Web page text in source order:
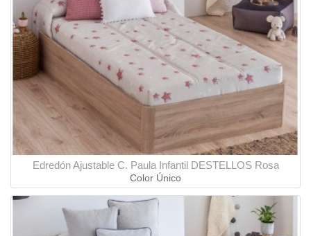
Edredón Ajustable C. Paula Infantil DESTELLOS Rosa
Color Único